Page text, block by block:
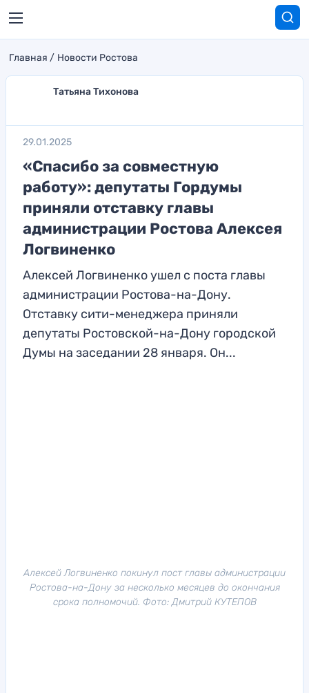
Главная Новости Ростова
Татьяна Тихонова
29.01.2025
«Cпасибо за совместную
работу»: депутаты Гордумы
приняли отставку главы
администрации Ростова Алексея
Логвиненко
Алексей Логвиненко ушел с поста главы
администрации Ростова-на-Дону.
Отставку сити-менеджера приняли
депутаты Ростовской-на-Дону городской
Думы на заседании 28 января. Он...
Алексей Логвиненко покинул пост главы администрации
Ростова-на-Дону за несколько месяцев до окончания
срока полномочий. Фото: Дмитрий КУТЕПОВ